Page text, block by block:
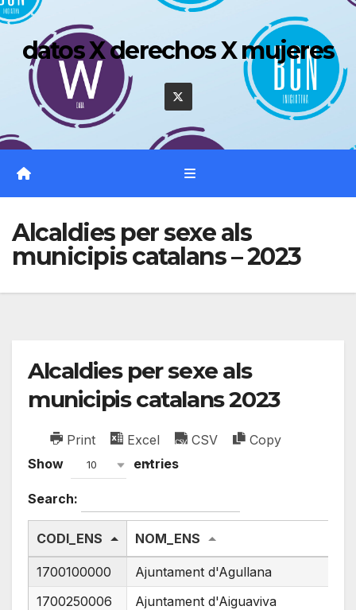
Saltar
contenido
datos X derechos X mujeres
Alcaldies per sexe als
municipis catalans – 2023
Alcaldies per sexe als
municipis catalans 2023
Print Excel CSV
Copy
Show
10 entries
Search:
CODI_ENS NOM_ENS
1700100000 Ajuntament d'Agullana
1700250006
Ajuntament d'Aiguaviva